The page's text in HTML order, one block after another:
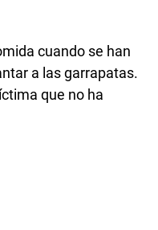
cuando se han
a las garrapatas.
que no ha